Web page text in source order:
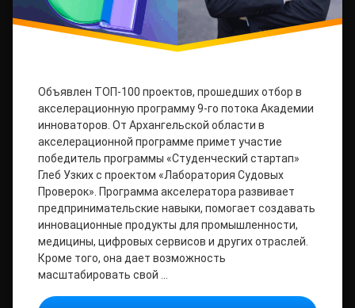
Объявлен ТОП-100 проектов, прошедших отбор в
акселерационную программу 9-го потока Академии
инноваторов. От Архангельской области в
акселерационной программе примет участие
победитель программы «Студенческий стартап»
Глеб Узких с проектом «Лаборатория Судовых
Проверок». Программа акселератора развивает
предпринимательские навыки, помогает создавать
инновационные продукты для промышленности,
медицины, цифровых сервисов и других отраслей.
Кроме того, она дает возможность
масштабировать свой …